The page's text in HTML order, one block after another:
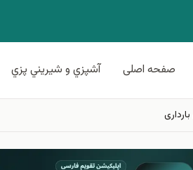
صفحه اصلی آشپزي و شيريني پزي